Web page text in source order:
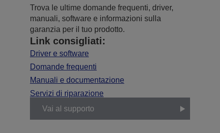
Trova le ultime domande frequenti, driver,
manuali, software e informazioni sulla
garanzia per il tuo prodotto.
Link consigliati:
Driver e software
Domande frequenti
Manuali e documentazione
Servizi di riparazione
Vai al supporto